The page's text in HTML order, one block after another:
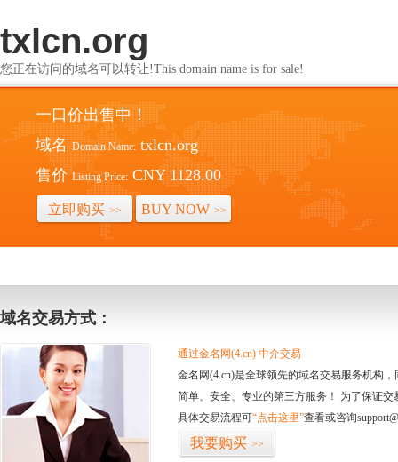
txlcn.org
您正在访问的域名可以转让!This domain name is for sale!
一口价出售中！
域名 Domain Name: txlcn.org
售价 Listing Price: CNY 1128.00
立即购买 >> BUY NOW >>
域名交易方式：
通过金名网(4.cn) 中介交易
金名网(4.cn)是全球领先的域名交易服务机构
简单、安全、专业的第三方服务！ 为了保证
具体交易流程可“点击这里”查看或咨询
我要购买 >>